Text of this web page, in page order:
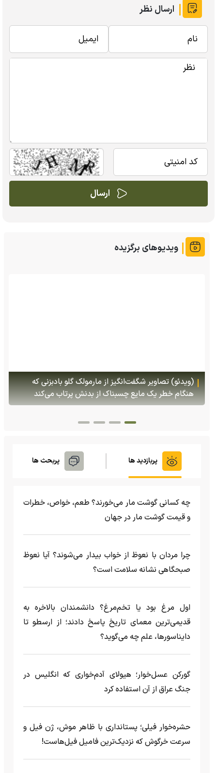
ارسال نظر
ویدیوهای برگزیده
(ویدئو) تصاویر شگفت‌انگیز از مارمولک گلو بادبزنی که
هنگام خطر یک مایع چسبناک از بدنش پرتاب می‌کند
پربازدید ها پربحث ها
چه کسانی گوشت مار می‌خورند؟ طعم، خواص، خطرات
و قیمت گوشت مار در جهان
چرا مردان با نعوظ از خواب بیدار می‌شوند؟ آیا نعوظ
صبحگاهی نشانه سلامت است؟
اول مرغ بود یا تخم‌مرغ؟ دانشمندان بالاخره به
قدیمی‌ترین معمای تاریخ پاسخ دادند؛ از ارسطو تا
دایناسورها، علم چه می‌گوید؟
گورکن عسل‌خوار؛ هیولای آدم‌خواری که انگلیس در
جنگ عراق از آن استفاده کرد
حشره‌خوار فیلی؛ پستانداری با ظاهر موش، ژن فیل و
سرعت خرگوش که نزدیک‌ترین فامیل فیل‌هاست!